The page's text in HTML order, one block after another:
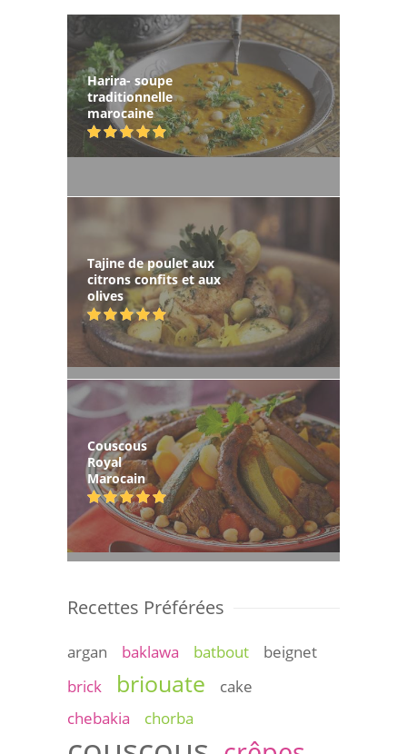
Harira- soupe
traditionnelle
marocaine
Tajine de poulet aux
citrons confits et aux
olives
Couscous
Royal
Marocain
Recettes Préférées
argan baklawa batbout
beignet
brick
briouate
cake
chebakia
chorba